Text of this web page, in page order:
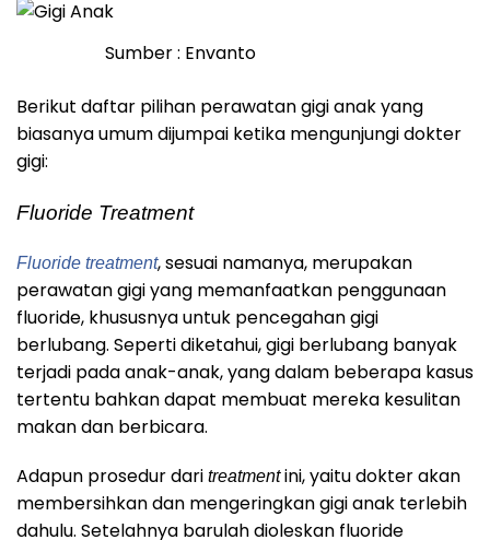
Sumber : Envanto
Berikut daftar pilihan perawatan gigi anak yang
biasanya umum dijumpai ketika mengunjungi dokter
gigi:
Fluoride Treatment
Fluoride treatment, sesuai namanya, merupakan
perawatan gigi yang memanfaatkan penggunaan
fluoride, khususnya untuk pencegahan gigi
berlubang. Seperti diketahui, gigi berlubang banyak
terjadi pada anak-anak, yang dalam beberapa kasus
tertentu bahkan dapat membuat mereka kesulitan
makan dan berbicara.
Adapun prosedur dari treatmentini, yaitu dokter akan
membersihkan dan mengeringkan gigi anak terlebih
dahulu. Setelahnya barulah dioleskan fluoride